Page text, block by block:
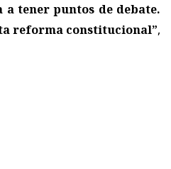
a tener puntos de debate.
reforma constitucional”,